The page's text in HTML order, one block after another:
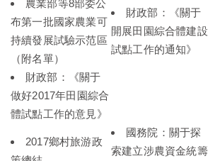
農業部等8部委公
布第一批國家農業可
持續發展試驗示范區
（附名單）
財政部：《關于
開展田園綜合體建設
試點工作的通知》
財政部：《關于
做好2017年田園綜合
體試點工作的意見》
2017鄉村旅游政
國務院：關于探
索建立涉農資金統籌